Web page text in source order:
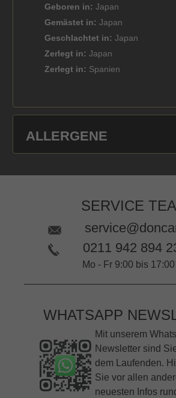
Geboren in: Japan
Gemästet in: Japan
Geschlachtet in: Japan
Zerlegt in: Japan
Zerlegt in: Spanien
ALLERGENE
SERVICE
0211 942 894
Mo - Fr 9:00 bis
WHATSAPP
Mit unserem
Newsletter sind
dem Laufenden.
Sie vor allen
neuesten Infos